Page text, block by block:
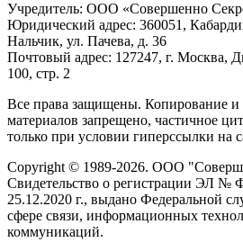
Учредитель: ООО «Совершенно
Юридический адрес: 360051,
Нальчик, ул. Пачева, д. 36
Почтовый адрес: 127247, г. Москва,
100, стр. 2
Все права защищены. Копирование и
материалов запрещено, частичное
только при условии гиперссылки на
Copyright © 1989-2026. ООО
Свидетельство о регистрации ЭЛ №
25.12.2020 г., выдано Федеральной
сфере связи, информационных
коммуникаций.